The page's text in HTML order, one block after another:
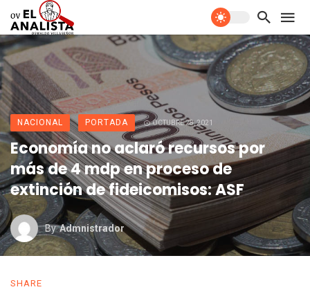
NACIONAL PORTADA OCTUBRE 28, 2021
Economía no aclaró recursos por
más de 4 mdp en proceso de
extinción de fideicomisos: ASF
By Admnistrador
SHARE